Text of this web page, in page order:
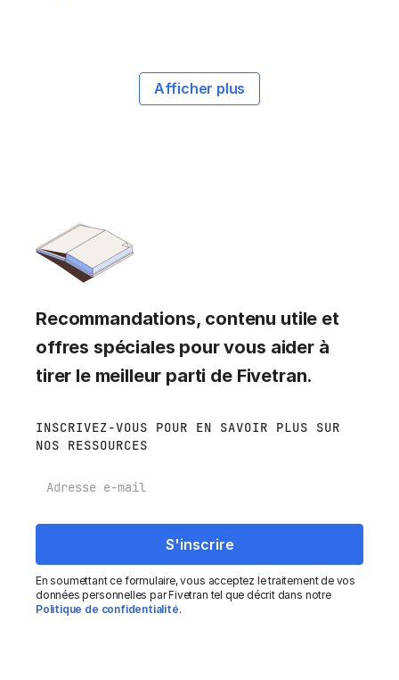
Afficher plus
Recommandations, contenu utile et
offres spéciales pour vous aider à
tirer le meilleur parti de Fivetran.
INSCRIVEZ-VOUS POUR EN SAVOIR PLUS SUR
NOS RESSOURCES
En soumettant ce formulaire, vous acceptez le traitement de vos
données personnelles par Fivetran tel que décrit dans notre
Politique de confidentialité.